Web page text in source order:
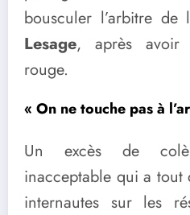
bousculer l’arbitre de
Lesage, après avoir
rouge.
« On ne touche pas à
Un excès de
inacceptable qui a
internautes sur les